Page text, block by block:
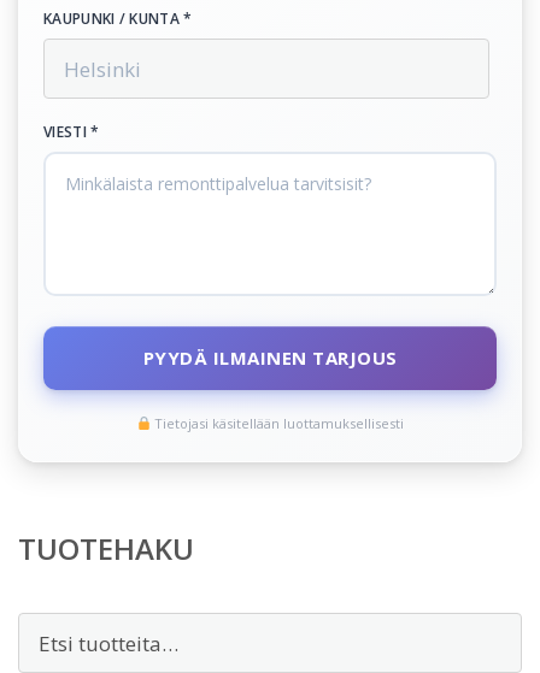
KAUPUNKI / KUNTA *
VIESTI *
PYYDÄ ILMAINEN TARJOUS
Tietojasi käsitellään luottamuksellisesti
TUOTEHAKU